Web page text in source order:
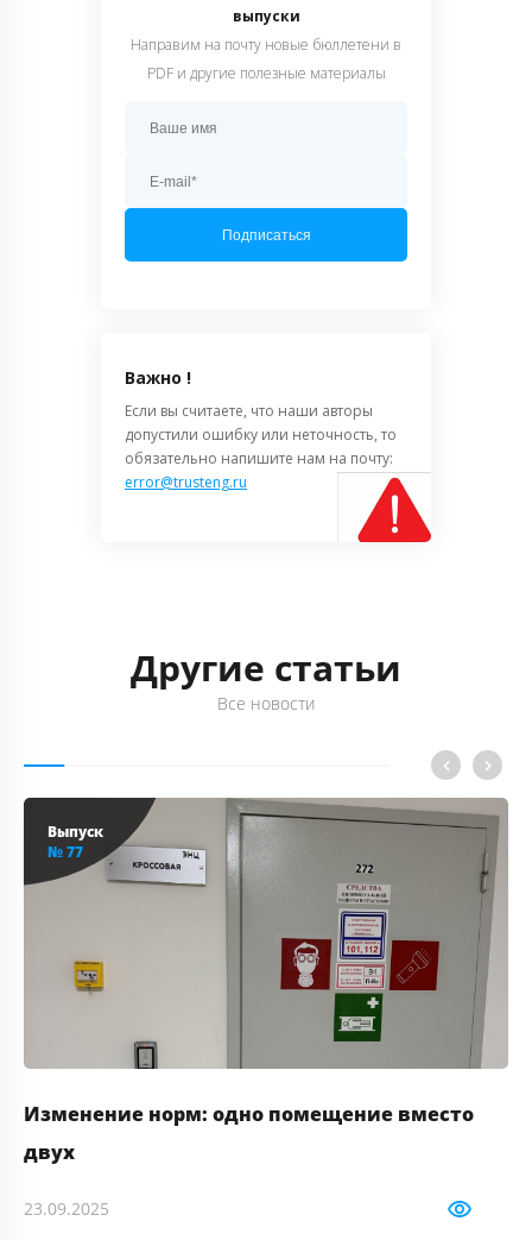
выпуски
Направим на почту новые бюллетени в
PDF и другие полезные материалы
Подписаться
Важно !
Если вы считаете, что наши авторы
допустили ошибку или неточность, то
обязательно напишите нам на почту:
error@trusteng.ru
Другие статьи
Все новости
Выпуск
№ 77
Изменение норм: одно помещение вместо
двух
23.09.2025